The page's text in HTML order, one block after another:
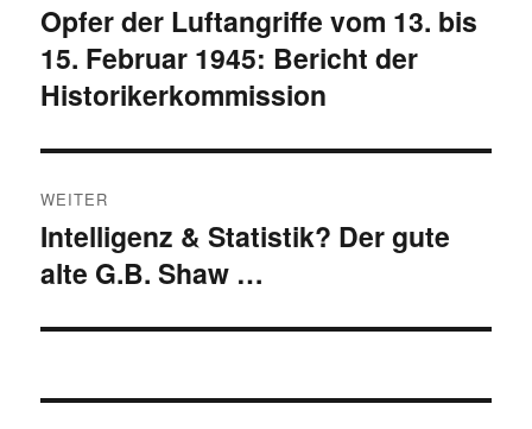
Vorheriger
Beitrag:
Opfer der Luftangriffe vom 13. bis
15. Februar 1945: Bericht der
Historikerkommission
WEITER
Nächster
Beitrag:
Intelligenz & Statistik? Der gute
alte G.B. Shaw …